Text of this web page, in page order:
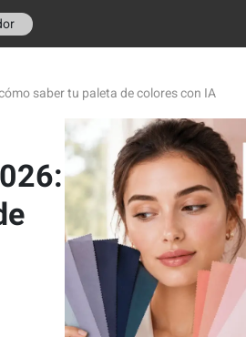
saber tu paleta de colores con IA